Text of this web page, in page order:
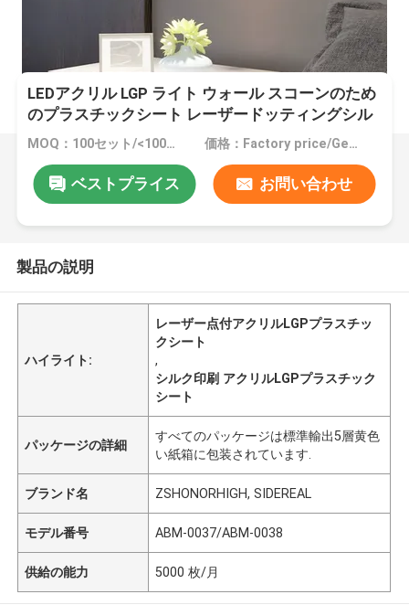
LEDアクリル LGP ライト ウォール スコーンのため
のプラスチックシート レーザードッティングシル
ク印刷
MOQ：100セット/<100セット 価格：Factory price/Genuine retail price
ベストプライス お問い合わせ
製品の説明
ハイライト:
レーザー点付アクリルLGPプラスチッ
クシート
,
シルク印刷 アクリルLGPプラスチック
シート
パッケージの詳細
すべてのパッケージは標準輸出5層黄色
い紙箱に包装されています.
ブランド名 ZSHONORHIGH, SIDEREAL
モデル番号 ABM-0037/ABM-0038
供給の能力 5000 枚/月